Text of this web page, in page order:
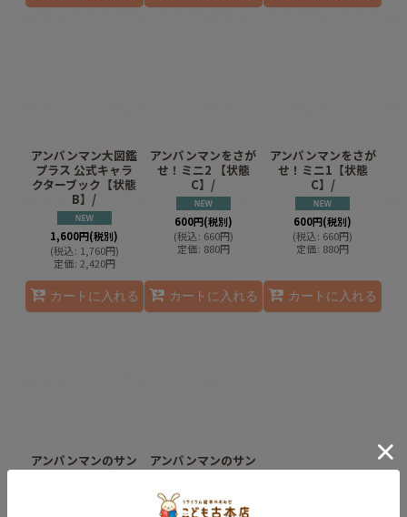
アンパンマン大図鑑
プラス 公式キャラ
クターブック【状態
B】/
1,600円(税別)
(税込: 1,760円)
定価: 2,420円
カートに入れる
アンパンマンをさが
せ！ミニ2 【状態
C】/
600円(税別)
(税込: 660円)
定価: 880円
カートに入れる
アンパンマンをさが
せ！ミニ1【状態
C】/
600円(税別)
(税込: 660円)
定価: 880円
カートに入れる
アンパンマンのサン
タクロース【状態
アンパンマンのサン
タクロース【状態